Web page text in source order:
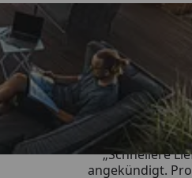
Trusted
„Schnellere
angekündigt.